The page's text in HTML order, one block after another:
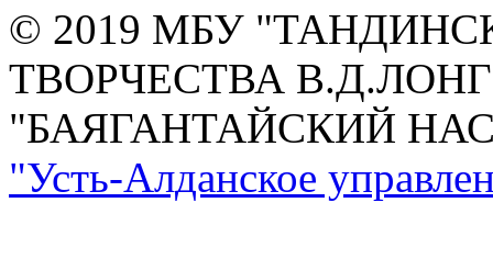
© 2019 МБУ
ТВОРЧЕСТВА
"БАЯГАНТАЙСКИЙ
"Усть-Алданское